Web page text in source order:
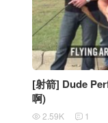
[射箭] Dude
啊)
 2.59K  1